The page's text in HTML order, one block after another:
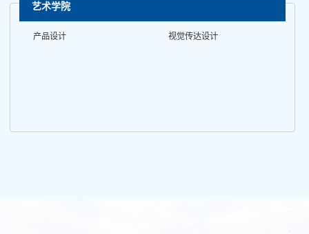
艺术学院
产品设计 视觉传达设计